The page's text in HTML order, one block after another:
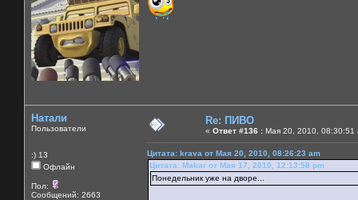
Натали
Пользователи
:) 13
Офлайн
Пол:
Сообщений: 2663
Re: ПИВО
« Ответ #136 : Мая 20, 2010, 08:30:51
Цитата: krava от Мая 20, 2010, 08:26:23 am
Цитата: Makar от Мая 17, 2010, 12:13:58 pm
Понедельник уже на дворе...